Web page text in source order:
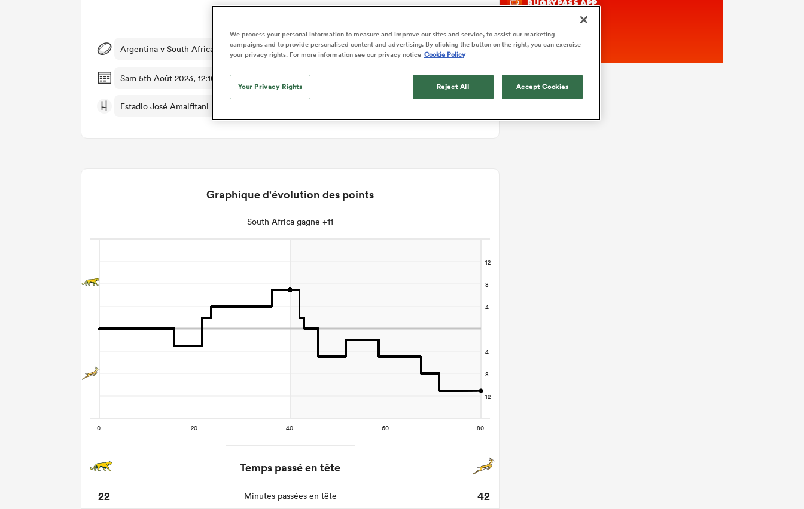
Argentina v South Africa
Sam 5th Août 2023, 12:10pm PDT
Estadio José Amalfitani
Graphique d'évolution des points
South Africa gagne +11
Temps passé en tête
22
Minutes passées en tête
42
We process your personal information to measure and improve our sites and service, to assist our marketing
campaigns and to provide personalised content and advertising. By clicking the button on the right, you can exercise
your privacy rights. For more information see our privacy notice Cookie Policy
Your Privacy Rights Reject All Accept Cookies